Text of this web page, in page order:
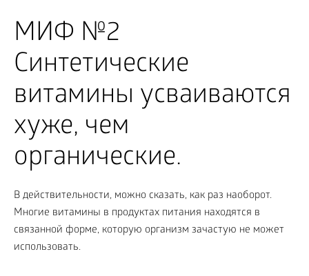
МИФ №2
Синтетические
витамины усваиваются
хуже, чем
органические.
В действительности, можно сказать, как раз наоборот.
Многие витамины в продуктах питания находятся в
связанной форме, которую организм зачастую не может
использовать.